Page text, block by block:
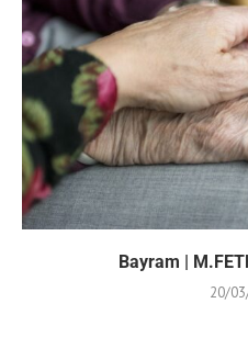
Bayram |
20/